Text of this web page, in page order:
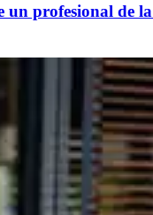
un profesional de